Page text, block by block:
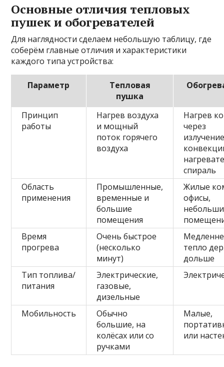
Основные отличия тепловых
пушек и обогревателей
Для наглядности сделаем небольшую таблицу, где
соберём главные отличия и характеристики
каждого типа устройства:
Параметр
Тепловая
пушка
Принцип
работы
Нагрев воздуха
и мощный
поток горячего
воздуха
Нагрев
через
спираль
Область
применения
Промышленные,
временные и
большие
помещения
Жилые
офисы,
Время
прогрева
Очень быстрое
(несколько
минут)
тепло
дольше
Тип топлива/
питания
Электрические,
газовые,
дизельные
Мобильность
Обычно
большие, на
колёсах или со
ручками
Малые,
или